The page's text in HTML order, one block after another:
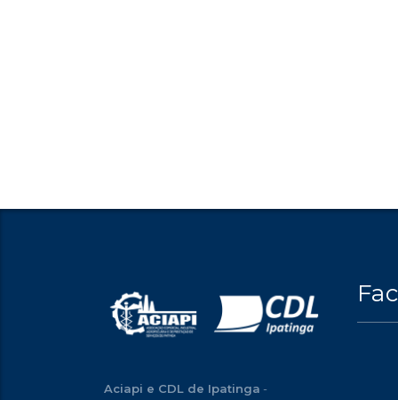
Aciapi e CDL de Ipatinga -